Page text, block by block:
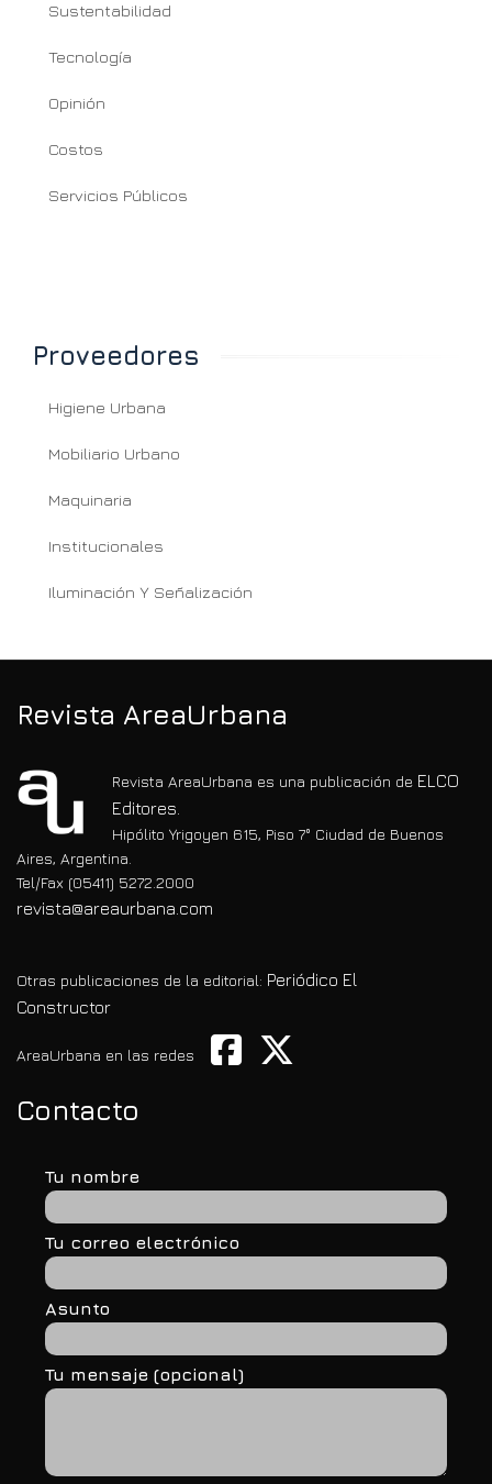
Sustentabilidad
Tecnología
Opinión
Costos
Servicios Públicos
Proveedores
Higiene Urbana
Mobiliario Urbano
Maquinaria
Institucionales
Iluminación Y Señalización
Revista AreaUrbana
Revista AreaUrbana es una publicación de ELCO
Editores.
Hipólito Yrigoyen 615, Piso 7° Ciudad de Buenos
Aires, Argentina.
Tel/Fax (05411) 5272.2000
revista@areaurbana.com
Otras publicaciones de la editorial: Periódico El
Constructor
AreaUrbana en las redes
Contacto
Tu nombre
Tu correo electrónico
Asunto
Tu mensaje (opcional)